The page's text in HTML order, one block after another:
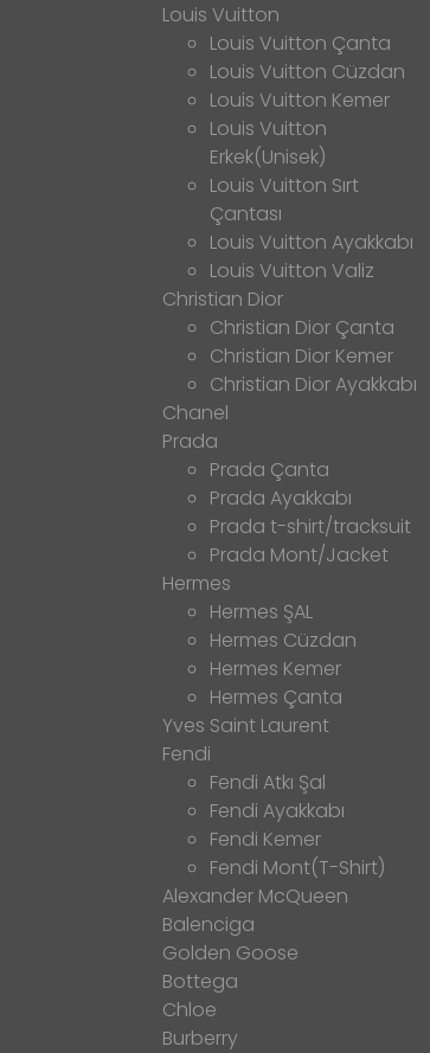
Louis Vuitton
Louis Vuitton Çanta
Louis Vuitton Cüzdan
Louis Vuitton Kemer
Louis Vuitton
Erkek(Unisek)
Louis Vuitton Sırt
Çantası
Louis Vuitton Ayakkabı
Louis Vuitton Valiz
Christian Dior
Christian Dior Çanta
Christian Dior Kemer
Christian Dior Ayakkabı
Chanel
Prada
Prada Çanta
Prada Ayakkabı
Prada t-shirt/tracksuit
Prada Mont/Jacket
Hermes
Hermes ŞAL
Hermes Cüzdan
Hermes Kemer
Hermes Çanta
Yves Saint Laurent
Fendi
Fendi Atkı Şal
Fendi Ayakkabı
Fendi Kemer
Fendi Mont(T-Shirt)
Alexander McQueen
Balenciga
Golden Goose
Bottega
Chloe
Burberry